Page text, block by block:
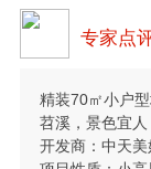
专家点
精装70㎡小户
苕溪，景色宜人
开发商：中天美